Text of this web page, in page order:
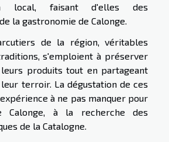
faisant d'elles des
la gastronomie de Calonge.
de la région, véritables
s'emploient à préserver
produits tout en partageant
terroir. La dégustation de ces
à ne pas manquer pour
Calonge, à la recherche des
de la Catalogne.